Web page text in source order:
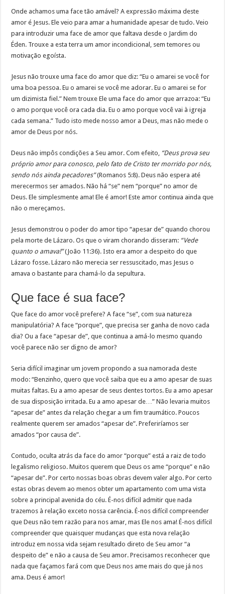
Onde achamos uma face tão amável? A expressão máxima deste
amor é Jesus. Ele veio para amar a humanidade apesar de tudo. Veio
para introduzir uma face de amor que faltava desde o Jardim do
Éden. Trouxe a esta terra um amor incondicional, sem temores ou
motivação egoísta.
Jesus não trouxe uma face do amor que diz: “Eu o amarei se você for
uma boa pessoa. Eu o amarei se você me adorar. Eu o amarei se for
um dizimista fiel.” Nem trouxe Ele uma face do amor que arrazoa: “Eu
o amo porque você ora cada dia. Eu o amo porque você vai à igreja
cada semana.” Tudo isto mede nosso amor a Deus, mas não mede o
amor de Deus por nós.
Deus não impôs condições a Seu amor. Com efeito, “Deus prova seu
próprio amor para conosco, pelo fato de Cristo ter morrido por nós,
sendo nós ainda pecadores”(Romanos 5:8). Deus não espera até
merecermos ser amados. Não há “se” nem “porque” no amor de
Deus. Ele simplesmente ama! Ele é amor! Este amor continua ainda que
não o mereçamos.
Jesus demonstrou o poder do amor tipo “apesar de” quando chorou
pela morte de Lázaro. Os que o viram chorando disseram: “Vede
quanto o amava!”(João 11:36). Isto era amor a despeito do que
Lázaro fosse. Lázaro não merecia ser ressuscitado, mas Jesus o
amava o bastante para chamá-lo da sepultura.
Que face é sua face?
Que face do amor você prefere? A face “se”, com sua natureza
manipulatória? A face “porque”, que precisa ser ganha de novo cada
dia? Ou a face “apesar de”, que continua a amá-lo mesmo quando
você parece não ser digno de amor?
Seria difícil imaginar um jovem propondo a sua namorada deste
modo: “Benzinho, quero que você saiba que eu a amo apesar de suas
muitas faltas. Eu a amo apesar de seus dentes tortos. Eu a amo apesar
de sua disposição irritada. Eu a amo apesar de…” Não levaria muitos
“apesar de” antes da relação chegar a um fim traumático. Poucos
realmente querem ser amados “apesar de”. Preferiríamos ser
amados “por causa de”.
Contudo, oculta atrás da face do amor “porque” está a raiz de todo
legalismo religioso. Muitos querem que Deus os ame “porque” e não
“apesar de”. Por certo nossas boas obras devem valer algo. Por certo
estas obras devem ao menos obter um apartamento com uma vista
sobre a principal avenida do céu. É-nos difícil admitir que nada
trazemos à relação exceto nossa carência. É-nos difícil compreender
que Deus não tem razão para nos amar, mas Ele nos ama! É-nos difícil
compreender que quaisquer mudanças que esta nova relação
introduz em nossa vida sejam resultado direto de Seu amor “a
despeito de” e não a causa de Seu amor. Precisamos reconhecer que
nada que façamos fará com que Deus nos ame mais do que já nos
ama. Deus é amor!